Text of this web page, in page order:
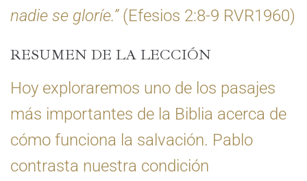
nadie se gloríe.”(Efesios 2:8-9 RVR1960)
RESUMEN DE LA LECCIÓN
Hoy exploraremos uno de los pasajes
más importantes de la Biblia acerca de
cómo funciona la salvación. Pablo
contrasta nuestra condición